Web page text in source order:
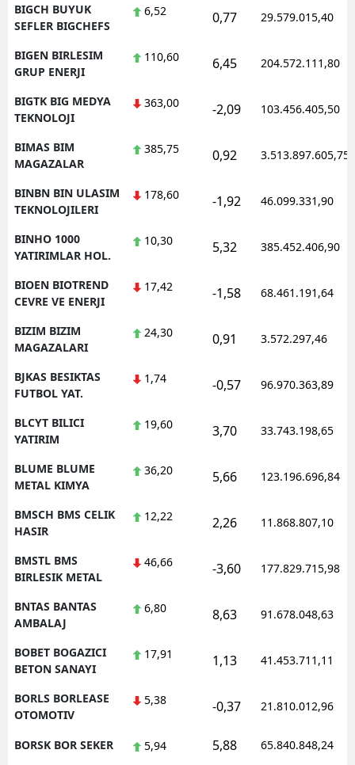
BIGCH BUYUK
SEFLER BIGCHEFS
6,52 0,77 29.579.015,40
BIGEN BIRLESIM
GRUP ENERJI
110,60 6,45 204.572.111,80
BIGTK BIG MEDYA
TEKNOLOJI
363,00 -2,09 103.456.405,50
BIMAS BIM
MAGAZALAR
385,75 0,92 3.513.897.605,75
BINBN BIN ULASIM
TEKNOLOJILERI
178,60 -1,92 46.099.331,90
BINHO 1000
YATIRIMLAR HOL.
10,30 5,32 385.452.406,90
BIOEN BIOTREND
CEVRE VE ENERJI
17,42 -1,58 68.461.191,64
BIZIM BIZIM
MAGAZALARI
24,30 0,91 3.572.297,46
BJKAS BESIKTAS
FUTBOL YAT.
1,74 -0,57 96.970.363,89
BLCYT BILICI
YATIRIM
19,60 3,70 33.743.198,65
BLUME BLUME
METAL KIMYA
36,20 5,66 123.196.696,84
BMSCH BMS CELIK
HASIR
12,22 2,26 11.868.807,10
BMSTL BMS
BIRLESIK METAL
46,66 -3,60 177.829.715,98
BNTAS BANTAS
AMBALAJ
6,80 8,63 91.678.048,63
BOBET BOGAZICI
BETON SANAYI
17,91 1,13 41.453.711,11
BORLS BORLEASE
OTOMOTIV
5,38 -0,37 21.810.012,96
BORSK BOR SEKER 5,94 5,88 65.840.848,24